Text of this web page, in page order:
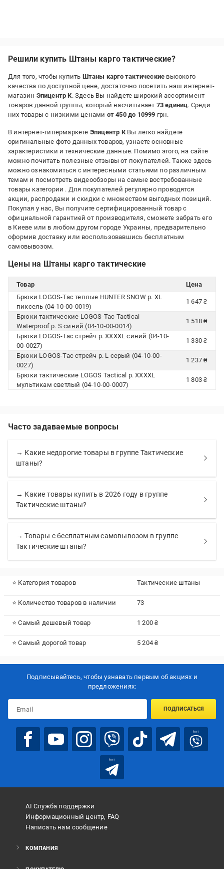
Решили купить Штаны карго тактические?
Для того, чтобы купить Штаны карго тактические высокого
качества по доступной цене, достаточно посетить наш интернет-
магазин Эпицентр К. Здесь Вы найдете широкий ассортимент
товаров данной группы, который насчитывает 73 единиц. Среди
них товары с низкими ценами от 450 до 10999 грн.
В интернет-гипермаркете Эпицентр КВы легко найдете
оригинальные фото данных товаров, узнаете основные
характеристики и технические данные. Помимо этого, на сайте
можно почитать полезные отзывы от покупателей. Также здесь
можно ознакомиться с интересными статьями по различным
темам и посмотреть видеообзоры на самые востребованные
товары категории . Для покупателей регулярно проводятся
акции, распродажи и скидки с множеством выгодных позиций.
Покупая у нас, Вы получите сертифицированный товар с
официальной гарантией от производителя, сможете забрать его
в Киеве или в любом другом городе Украины, предварительно
оформив доставку или воспользовавшись бесплатным
самовывозом.
Цены на Штаны карго тактические
Товар
Цена
Брюки LOGOS-Tac теплые HUNTER SNOW р. XL
пиксель (04-10-00-0019)
1 647 ₴
Брюки тактические LOGOS-Tac Tactical
Waterproof р. S синий (04-10-00-0014)
1 518 ₴
Брюки LOGOS-Tac стрейч р. XXXXL синий (04-10-
00-0027)
1 330 ₴
Брюки LOGOS-Tac стрейч р. L серый (04-10-00-
0027)
1 237 ₴
Брюки тактические LOGOS Tactical р. XXXXL
мультикам светлый (04-10-00-0007)
1 803 ₴
Часто задаваемые вопросы
→ Какие недорогие товары в группе Тактические
штаны?
→ Какие товары купить в 2026 году в группе
Тактические штаны?
→ Товары с бесплатным самовывозом в группе
Тактические штаны?
⭐ Категория товаров Тактические штаны
⭐ Количество товаров в наличии 73
⭐ Самый дешевый товар 1 200 ₴
⭐ Самый дорогой товар 5 204 ₴
Подписывайтесь, чтобы узнавать первым об акцияx и
предложениях:
ПОДПИСАТЬСЯ
bot
bot
AI Служба поддержки
Информационный центр, FAQ
Написать нам сообщение
КОМПАНИЯ